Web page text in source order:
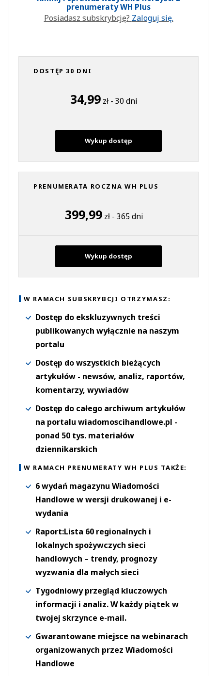
prenumeraty WH Plus
Posiadasz subskrybcję? Zaloguj się.
DOSTĘP 30 DNI
34,99 zł - 30 dni
Wykup dostęp
PRENUMERATA ROCZNA WH PLUS
399,99zł - 365 dni
Wykup dostęp
W RAMACH SUBSKRYBCJI OTRZYMASZ:
Dostęp do ekskluzywnych treści
publikowanych wyłącznie na naszym
portalu
Dostęp do wszystkich bieżących
artykułów - newsów, analiz, raportów,
komentarzy, wywiadów
Dostęp do całego archiwum artykułów
na portalu wiadomoscihandlowe.pl -
ponad 50 tys. materiałów
dziennikarskich
W RAMACH PRENUMERATY WH PLUS TAKŻE:
6 wydań magazynu Wiadomości
Handlowe w wersji drukowanej i e-
wydania
Raport:Lista 60 regionalnych i
lokalnych spożywczych sieci
handlowych – trendy, prognozy
wyzwania dla małych sieci
Tygodniowy przegląd kluczowych
informacji i analiz. W każdy piątek w
twojej skrzynce e-mail.
Gwarantowane miejsce na webinarach
organizowanych przez Wiadomości
Handlowe